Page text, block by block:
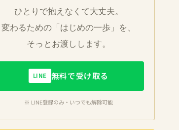
ひとりで抱えなくて大丈夫。
変わるための「はじめの一歩」を、
そっとお渡しします。
LINE 無料で受け取る
※ LINE登録のみ・いつでも解除可能